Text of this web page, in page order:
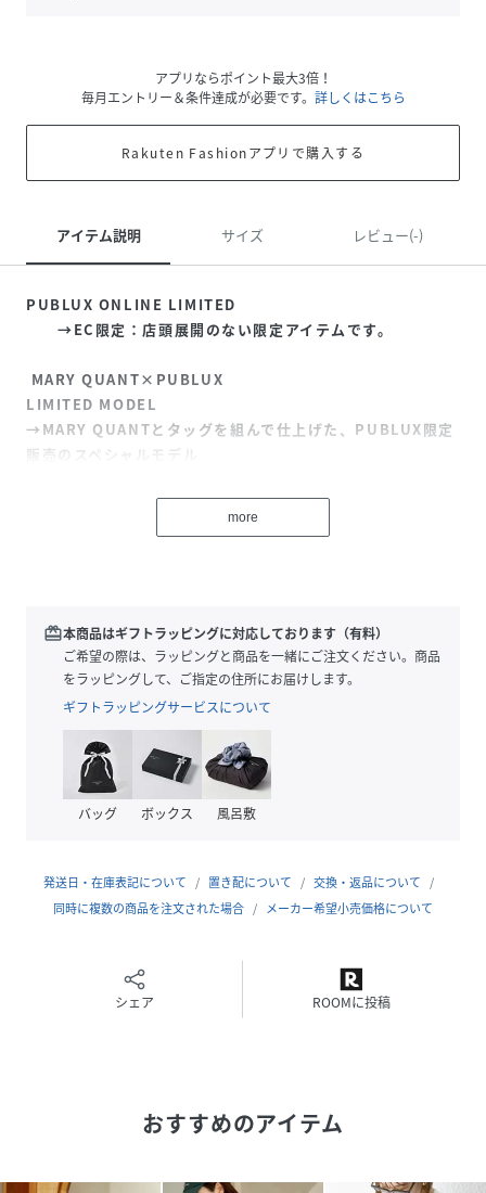
アプリならポイント最大3倍！
毎月エントリー＆条件達成が必要です。 詳しくはこちら
Rakuten Fashionアプリで購入する
アイテム説明 サイズ レビュー(-)
PUBLUX ONLINE LIMITED
→EC限定：店頭展開のない限定アイテムです。
MARY QUANT×PUBLUX
LIMITED MODEL
→MARY QUANTとタッグを組んで仕上げた、PUBLUX限定
販売のスペシャルモデル
お洒落さと使い勝手を兼ね備えたナイロンボディバッグ
はここでしか出会えないアイテム
●長めのショルダーベルトがアクセントになっており、肩掛
けから斜め掛けまで長さ調整が可能なところもポイント
●内側には小物の収納に便利なファスナーポケット付き
●A4サイズも楽々入り、物の出し入れもしやすい、口が大き
く開くデザイン
●軽量で使い勝手抜群
◆おすすめコーディネート
サマーニットにソックス合わせでまとめると、ナイロンのカ
爽やかなセットアップやシアーシャツに合わせてクリーンに
more
redeem本商品はギフトラッピングに対応しております（有料）
ご希望の際は、ラッピングと商品を一緒にご注文ください。商品
をラッピングして、ご指定の住所にお届けします。
ギフトラッピングサービスについて
バッグ ボックス 風呂敷
発送日・在庫表記について 置き配について
交換・返品について
同時に複数の商品を注文された場合
メーカー希望小売価格について
シェア ROOMに投稿
おすすめのアイテム